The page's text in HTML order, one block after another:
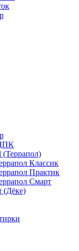
(Террапол)
Классик
Практик
Смарт
(Дёке)